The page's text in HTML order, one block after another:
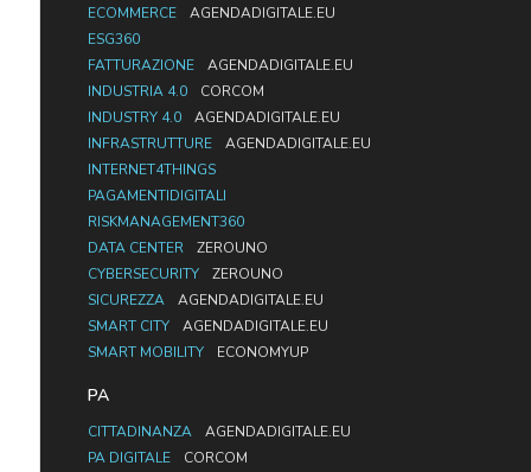
ECOMMERCE
AGENDADIGITALE.EU
ESG360
FATTURAZIONE
AGENDADIGITALE.EU
INDUSTRIA 4.0
CORCOM
INDUSTRY 4.0
AGENDADIGITALE.EU
INFRASTRUTTURE
AGENDADIGITALE.EU
INTERNET4THINGS
PAGAMENTIDIGITALI
RISKMANAGEMENT360
DATA CENTER
ZEROUNO
CYBERSECURITY
ZEROUNO
SICUREZZA
AGENDADIGITALE.EU
SMART CITY
AGENDADIGITALE.EU
SMART MOBILITY
ECONOMYUP
PA
CITTADINANZA
AGENDADIGITALE.EU
PA DIGITALE
CORCOM